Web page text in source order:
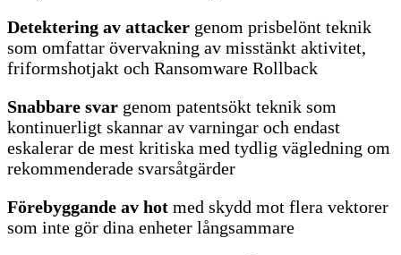
Detektering av attacker genom prisbelönt teknik
som omfattar övervakning av misstänkt aktivitet,
friformshotjakt och Ransomware Rollback
Snabbare svar genom patentsökt teknik som
kontinuerligt skannar av varningar och endast
eskalerar de mest kritiska med tydlig vägledning om
rekommenderade svarsåtgärder
Förebyggande av hot med skydd mot flera vektorer
som inte gör dina enheter långsammare